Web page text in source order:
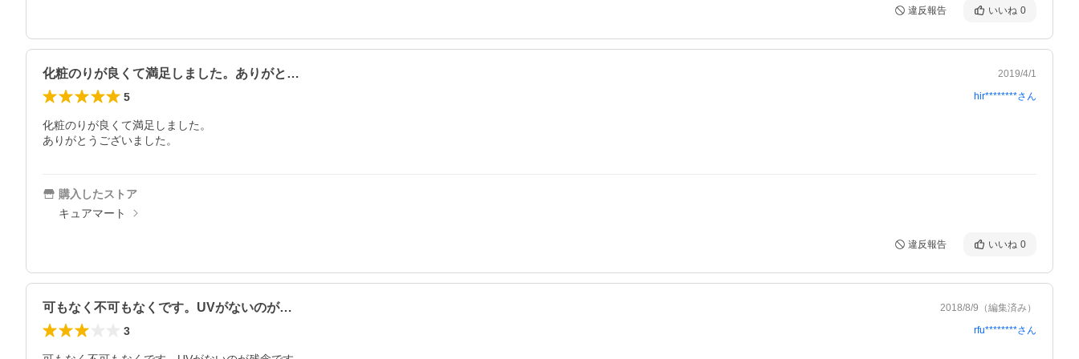
違反報告 いいね 0
化粧のりが良くて満足しました。ありがと… 2019/4/1
5 hir********さん
化粧のりが良くて満足しました。
ありがとうございました。
購入したストア
キュアマート
違反報告 いいね 0
可もなく不可もなくです。UVがないのが… 2018/8/9 （編集済み）
3 rfu********さん